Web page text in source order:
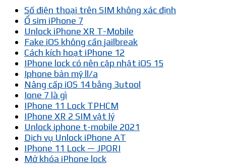
Số điện thoại trên SIM không xác định
Ổ sim iPhone 7
Unlock iPhone XR T-Mobile
Fake iOS không cần jailbreak
Cách kích hoạt iPhone 12
IPhone lock có nên cập nhật iOS 15
Iphone bản mỹ ll/a
Nâng cấp iOS 14 bằng 3utool
Ione 7 là gì
IPhone 11 Lock TPHCM
IPhone XR 2 SIM vật lý
Unlock iphone t-mobile 2021
Dịch vụ Unlock iPhone AT
IPhone 11 Lock — JPORI
Mở khóa iPhone lock